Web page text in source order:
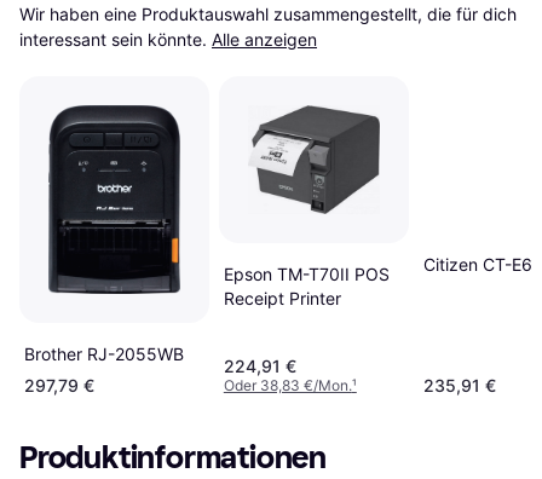
Wir haben eine Produktauswahl zusammengestellt, die für dich
interessant sein könnte. Alle anzeigen
Brother RJ-2055WB
297,79 €
Epson TM-T70II POS
Receipt Printer
224,91 €
Oder 38,83 €/Mon.¹
Citizen CT-
235,91 €
Produktinformationen